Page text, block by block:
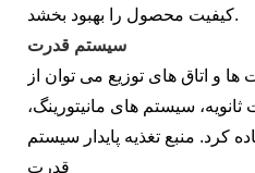
کیفیت محصول را بهبود بخشد.
سیستم قدرت
و اتاق های توزیع می توان از
ثانویه، سیستم های مانیتورینگ،
کرد. منبع تغذیه پایدار سیستم
قدرت